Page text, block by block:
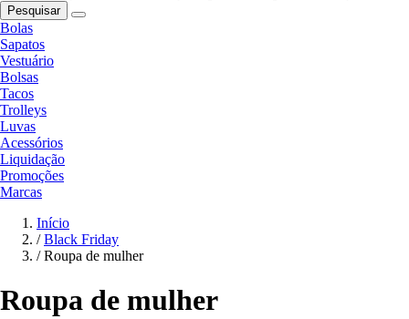
Pesquisar
Bolas
Sapatos
Vestuário
Bolsas
Tacos
Trolleys
Luvas
Acessórios
Liquidação
Promoções
Marcas
Início
/ Black Friday
/ Roupa de mulher
Roupa de mulher